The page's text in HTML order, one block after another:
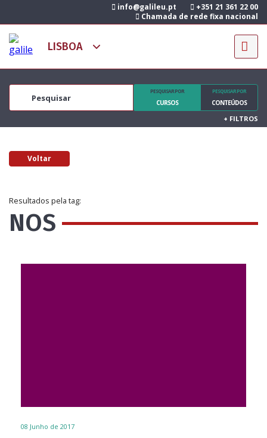
info@galileu.pt
+351 21 361 22 00
Chamada de rede fixa nacional
PESQUISAR POR
CURSOS
PESQUISAR POR
CONTEÚDOS
+ FILTROS
Voltar
Resultados pela tag:
NOS
08 Junho de 2017